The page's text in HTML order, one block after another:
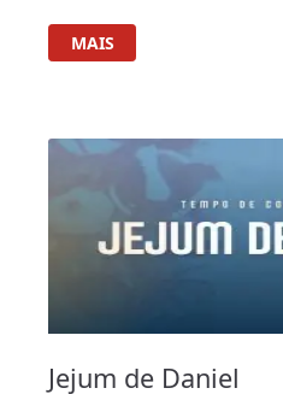
MAIS
Jejum de Daniel